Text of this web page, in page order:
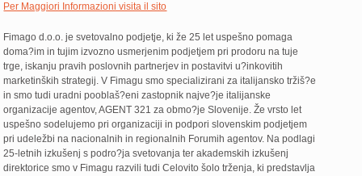
Per Maggiori Informazioni visita il sito
Fimago d.o.o. je svetovalno podjetje, ki že 25 let uspešno pomaga
doma?im in tujim izvozno usmerjenim podjetjem pri prodoru na tuje
trge, iskanju pravih poslovnih partnerjev in postavitvi u?inkovitih
marketinških strategij. V Fimagu smo specializirani za italijansko tržiš?e
in smo tudi uradni pooblaš?eni zastopnik najve?je italijanske
organizacije agentov, AGENT 321 za obmo?je Slovenije. Že vrsto let
uspešno sodelujemo pri organizaciji in podpori slovenskim podjetjem
pri udeležbi na nacionalnih in regionalnih Forumih agentov. Na podlagi
25-letnih izkušenj s podro?ja svetovanja ter akademskih izkušenj
direktorice smo v Fimagu razvili tudi Celovito šolo trženja, ki predstavlja